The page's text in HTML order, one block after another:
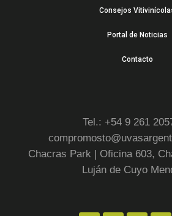
Consejos
Portal de Noticias
Contacto
Tel.: +54 9 261
Chacras Park | Oficina 603,
Luján de Cuyo